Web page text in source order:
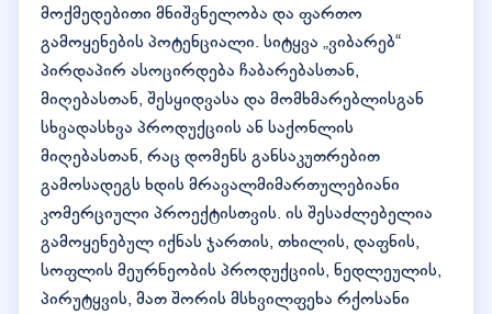
მოქმედებითი მნიშვნელობა და ფართო
გამოყენების პოტენციალი. სიტყვა „ვიბარებ“
პირდაპირ ასოცირდება ჩაბარებასთან,
მიღებასთან, შესყიდვასა და მომხმარებლისგან
სხვადასხვა პროდუქციის ან საქონლის
მიღებასთან, რაც დომენს განსაკუთრებით
გამოსადეგს ხდის მრავალმიმართულებიანი
კომერციული პროექტისთვის. ის შესაძლებელია
გამოყენებულ იქნას ჯართის, თხილის, დაფნის,
სოფლის მეურნეობის პროდუქციის, ნედლეულის,
პირუტყვის, მათ შორის მსხვილფეხა რქოსანი